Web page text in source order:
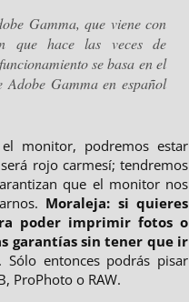
Gamma, que viene con
que hace las veces de
se basa en el
Gamma en español
monitor, podremos estar
rojo carmesí; tendremos
que el monitor nos
Moraleja: si quieres
poder imprimir fotos o
garantías sin tener que ir
. Sólo entonces podrás pisar
ProPhoto o RAW.